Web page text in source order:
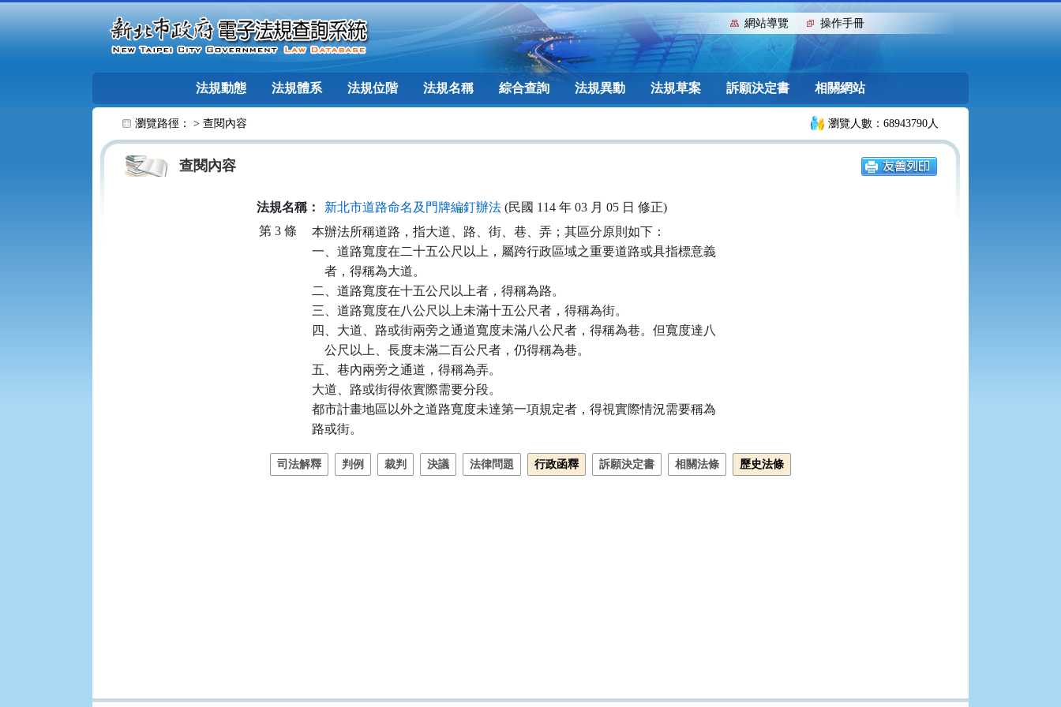
::: 網站導覽 操作手冊
法規動態 法規體系 法規位階 法規名稱 綜合查詢 法規異動 法規草案 訴願決定書 相關網站
瀏覽路徑： > 查閱內容 瀏覽人數：68943790人
查閱內容
法規名稱： 新北市道路命名及門牌編釘辦法(民國 114 年 03 月 05 日 修正)
第 3 條
本辦法所稱道路，指大道、路、街、巷、弄；其區分原則如下：
一、道路寬度在二十五公尺以上，屬跨行政區域之重要道路或具指標意義
    者，得稱為大道。
二、道路寬度在十五公尺以上者，得稱為路。
三、道路寬度在八公尺以上未滿十五公尺者，得稱為街。
四、大道、路或街兩旁之通道寬度未滿八公尺者，得稱為巷。但寬度達八
    公尺以上、長度未滿二百公尺者，仍得稱為巷。
五、巷內兩旁之通道，得稱為弄。
大道、路或街得依實際需要分段。
都市計畫地區以外之道路寬度未達第一項規定者，得視實際情況需要稱為
路或街。
司法解釋 判例 裁判 決議 法律問題 行政函釋 訴願決定書 相關法條 歷史法條